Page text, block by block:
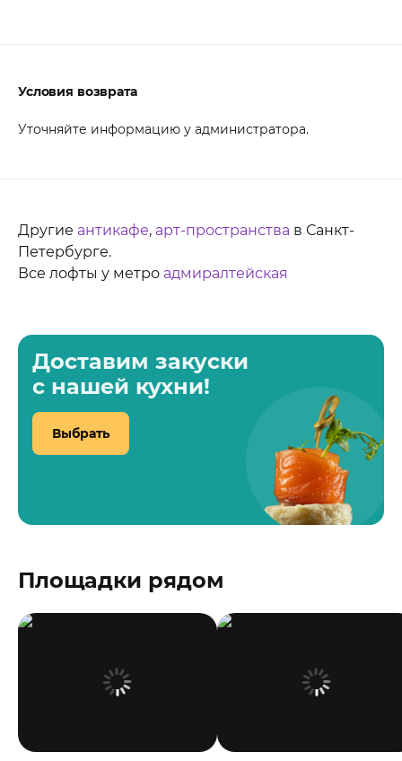
Условия возврата
Уточняйте информацию у администратора.
Другие антикафе, арт-пространства в Санкт-
Петербурге.
Все лофты у метро адмиралтейская
Доставим закуски
с нашей кухни!
Выбрать
Площадки рядом